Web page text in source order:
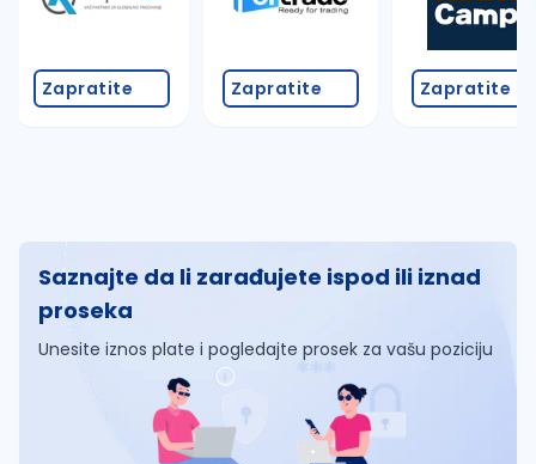
Zapratite Zapratite Zapratite
Saznajte da li zarađujete ispod ili iznad
proseka
Unesite iznos plate i pogledajte prosek za vašu poziciju